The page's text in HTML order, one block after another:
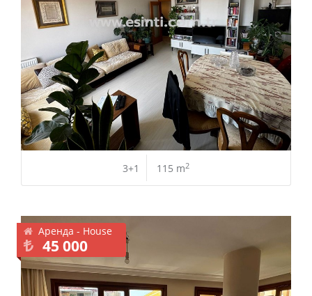
3+1 115 m2
Аренда - House
45 000